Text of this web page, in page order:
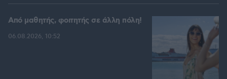
Από μαθητής, φοιτητής σε άλλη πόλη!
06.08.2026, 10:52